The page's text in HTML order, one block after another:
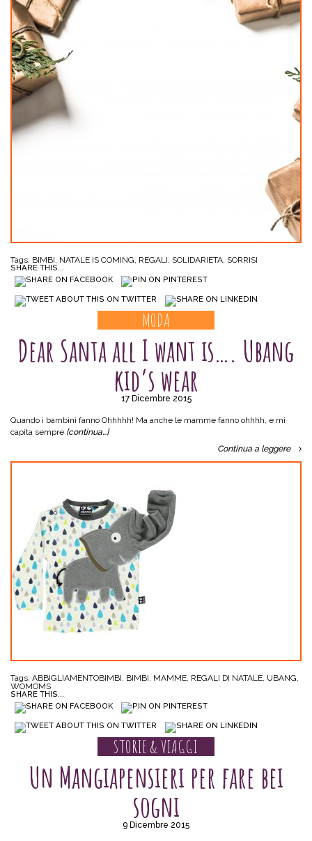
Tags: BIMBI, NATALE IS COMING, REGALI, SOLIDARIETA, SORRISI
SHARE THIS...
MODA
Dear Santa all I want is…. Ubang
kid’s wear
17 Dicembre 2015
Quando i bambini fanno Ohhhhh! Ma anche le mamme fanno ohhhh, e mi
capita sempre [continua…]
Continua a leggere
Tags: ABBIGLIAMENTOBIMBI, BIMBI, MAMME, REGALI DI NATALE, UBANG,
WOMOMS
SHARE THIS...
STORIE & VIAGGI
Un Mangiapensieri per fare bei
sogni
9 Dicembre 2015